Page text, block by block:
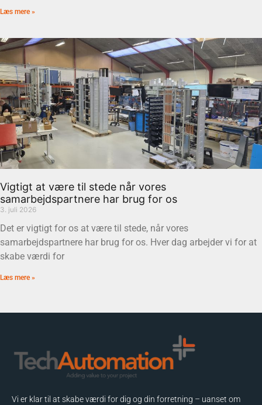
Læs mere »
Vigtigt at være til stede når vores
samarbejdspartnere har brug for os
3. juli 2026
Det er vigtigt for os at være til stede, når vores
samarbejdspartnere har brug for os. Hver dag arbejder vi for at
skabe værdi for
Læs mere »
Vi er klar til at skabe værdi for dig og din forretning – uanset om